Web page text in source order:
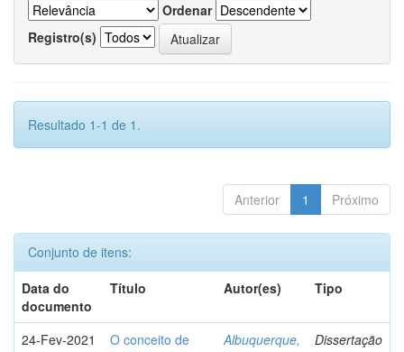
Ordenar
Registro(s)
Resultado 1-1 de 1.
Anterior 1 Próximo
Conjunto de itens:
Data do
documento
Título Autor(es) Tipo
24-Fev-2021
O conceito de
Albuquerque,
Dissertação